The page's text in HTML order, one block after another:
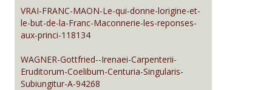
VRAI-FRANC-MAON-Le-qui-donne-lorigine-et-
le-but-de-la-Franc-Maconnerie-les-reponses-
aux-princi-118134
WAGNER-Gottfried--Irenaei-Carpenterii-
Eruditorum-Coelibum-Centuria-Singularis-
Subiungitur-A-94268